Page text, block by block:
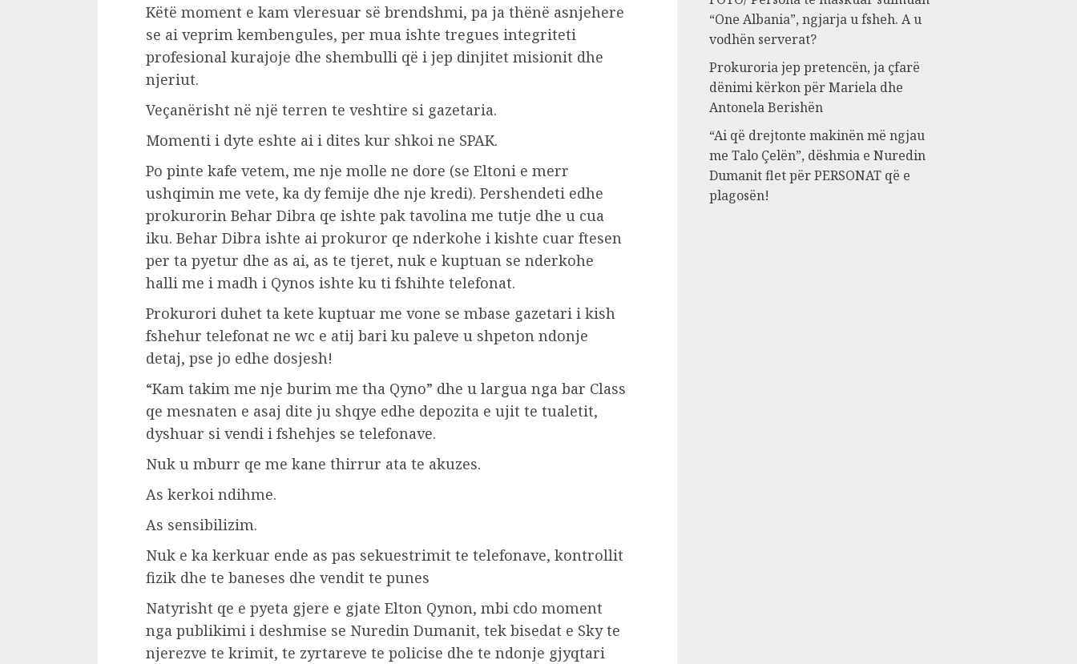
Këtë moment e kam vleresuar së brendshmi, pa ja thënë asnjehere
se ai veprim kembengules, per mua ishte tregues integriteti
profesional kurajoje dhe shembulli që i jep dinjitet misionit dhe
njeriut.
Veçanërisht në një terren te veshtire si gazetaria.
Momenti i dyte eshte ai i dites kur shkoi ne SPAK.
Po pinte kafe vetem, me nje molle ne dore (se Eltoni e merr
ushqimin me vete, ka dy femije dhe nje kredi). Pershendeti edhe
prokurorin Behar Dibra qe ishte pak tavolina me tutje dhe u cua
iku. Behar Dibra ishte ai prokuror qe nderkohe i kishte cuar ftesen
per ta pyetur dhe as ai, as te tjeret, nuk e kuptuan se nderkohe
halli me i madh i Qynos ishte ku ti fshihte telefonat.
Prokurori duhet ta kete kuptuar me vone se mbase gazetari i kish
fshehur telefonat ne wc e atij bari ku paleve u shpeton ndonje
detaj, pse jo edhe dosjesh!
“Kam takim me nje burim me tha Qyno” dhe u largua nga bar Class
qe mesnaten e asaj dite ju shqye edhe depozita e ujit te tualetit,
dyshuar si vendi i fshehjes se telefonave.
Nuk u mburr qe me kane thirrur ata te akuzes.
As kerkoi ndihme.
As sensibilizim.
Nuk e ka kerkuar ende as pas sekuestrimit te telefonave, kontrollit
fizik dhe te baneses dhe vendit te punes
Natyrisht qe e pyeta gjere e gjate Elton Qynon, mbi cdo moment
nga publikimi i deshmise se Nuredin Dumanit, tek bisedat e Sky te
njerezve te krimit, te zyrtareve te policise dhe te ndonje gjyqtari
“One Albania”, ngjarja u fsheh. A u
vodhën serverat?
Prokuroria jep pretencën, ja çfarë
dënimi kërkon për Mariela dhe
Antonela Berishën
“Ai që drejtonte makinën më ngjau
me Talo Çelën”, dëshmia e Nuredin
Dumanit flet për PERSONAT që e
plagosën!